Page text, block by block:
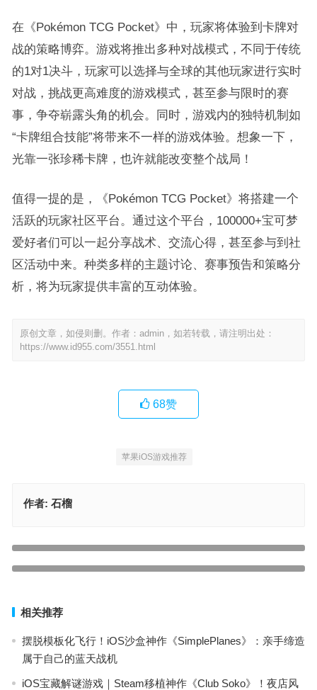
在《Pokémon TCG Pocket》中，玩家将体验到卡牌对
战的策略博弈。游戏将推出多种对战模式，不同于传统
的1对1决斗，玩家可以选择与全球的其他玩家进行实时
对战，挑战更高难度的游戏模式，甚至参与限时的赛
事，争夺崭露头角的机会。同时，游戏内的独特机制如
“卡牌组合技能”将带来不一样的游戏体验。想象一下，
光靠一张珍稀卡牌，也许就能改变整个战局！
值得一提的是，《Pokémon TCG Pocket》将搭建一个
活跃的玩家社区平台。通过这个平台，100000+宝可梦
爱好者们可以一起分享战术、交流心得，甚至参与到社
区活动中来。种类多样的主题讨论、赛事预告和策略分
析，将为玩家提供丰富的互动体验。
原创文章，如侵则删。作者：admin，如若转载，请注明出处：
https://www.id955.com/3551.html
68赞
苹果iOS游戏推荐
作者: 石榴
【IOS苹果游戏推荐】祝大家国庆快乐！国庆必玩游戏清单，你玩了
相关推荐
摆脱模板化飞行！iOS沙盒神作《SimplePlanes》：亲手缔造
属于自己的蓝天战机
iOS宝藏解谜游戏｜Steam移植神作《Club Soko》！夜店风